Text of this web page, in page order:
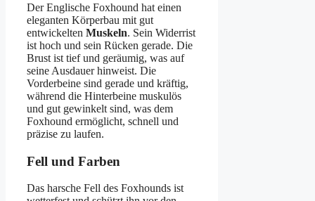
Der Englische Foxhound hat einen
eleganten Körperbau mit gut
entwickelten Muskeln. Sein Widerrist
ist hoch und sein Rücken gerade. Die
Brust ist tief und geräumig, was auf
seine Ausdauer hinweist. Die
Vorderbeine sind gerade und kräftig,
während die Hinterbeine muskulös
und gut gewinkelt sind, was dem
Foxhound ermöglicht, schnell und
präzise zu laufen.
Fell und Farben
Das harsche Fell des Foxhounds ist